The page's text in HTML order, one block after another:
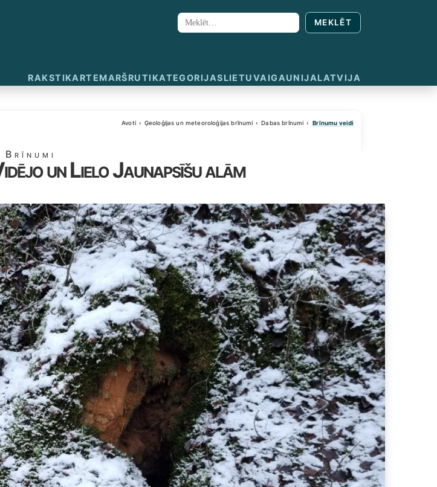
RAKSTIKARTEMARŠRUTI KATEGORIJASLIETUVA IGAUNIJALATVIJA
Meklēt: MEKLĒT
Avoti Ģeoloģijas un meteoroloģijas brīnumi Dabas brīnumi Brīnumu veidi
Brīnumi
un Lielo Jaunapsīšu alām